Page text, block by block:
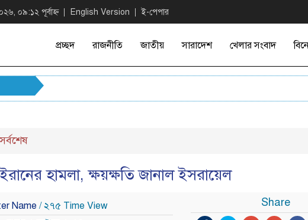
০৯:১২ পূর্বাহ্ন English Version ই-পেপার
প্রচ্ছদ রাজনীতি জাতীয় সারাদেশ খেলার সংবাদ
সর্বশেষ
হামলা, ক্ষয়ক্ষতি জানাল ইসরায়েল
Name / ২৭৫ Time View Share